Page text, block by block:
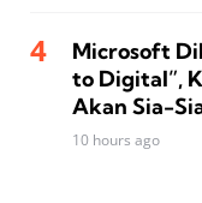
Microsoft
to Digital”,
Akan Sia-
10 hours ago